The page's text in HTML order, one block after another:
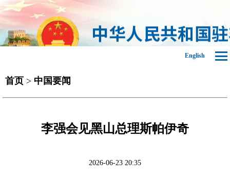
English
首页 > 中国要闻
李强会见黑山总理斯帕伊奇
2026-06-23 20:35